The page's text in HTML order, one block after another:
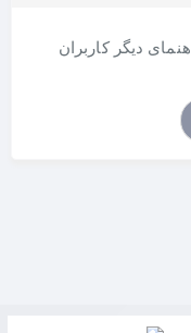
دیگر کاربران